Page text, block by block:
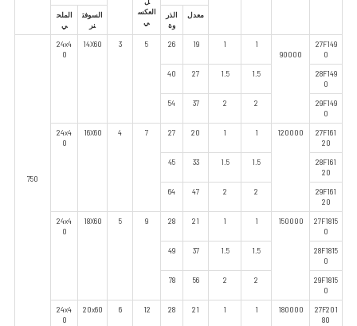
العكس
ي
معدل
الذر
وة
السوفت
نر
الملح
ي
27F149
0
90000
1
1
19
26
5
3
14X60
24x4
0
750
28F149
0
1.5
1.5
27
40
29F149
0
2
2
37
54
27F161
20
120000
1
1
20
27
7
4
16X60
24x4
0
28F161
20
1.5
1.5
33
45
29F161
20
2
2
47
64
27F1815
0
150000
1
1
21
28
9
5
18X60
24x4
0
28F1815
0
1.5
1.5
37
49
29F1815
0
2
2
56
78
27F201
80
180000
1
1
21
28
12
6
20x60
24x4
0